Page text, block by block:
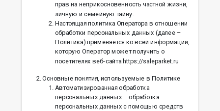
прав на неприкосновенность частной жизни,
личную и семейную тайну.
Настоящая политика Оператора в отношении
обработки персональных данных (далее –
Политика) применяется ко всей информации,
которую Оператор может получить о
посетителях веб-сайта https://saleparket.ru
Основные понятия, используемые в Политике
Автоматизированная обработка
персональных данных – обработка
персональных данных с помощью средств